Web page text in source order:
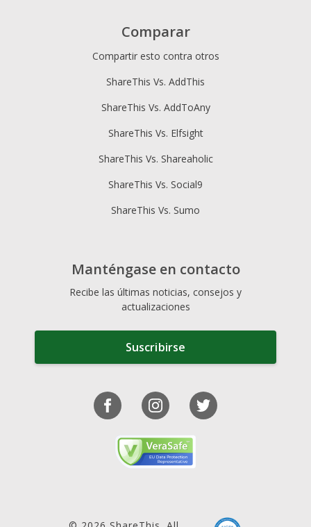
Comparar
Compartir esto contra otros
ShareThis Vs. AddThis
ShareThis Vs. AddToAny
ShareThis Vs. Elfsight
ShareThis Vs. Shareaholic
ShareThis Vs. Social9
ShareThis Vs. Sumo
Manténgase en contacto
Recibe las últimas noticias, consejos y
actualizaciones
Suscribirse